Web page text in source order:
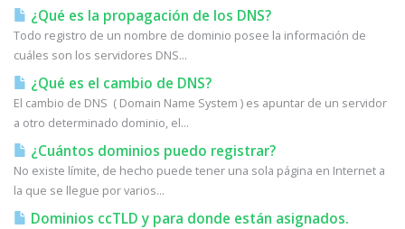
¿Qué es la propagación de los DNS?
Todo registro de un nombre de dominio posee la información de
cuáles son los servidores DNS...
¿Qué es el cambio de DNS?
El cambio de DNS ( Domain Name System ) es apuntar de un servidor
a otro determinado dominio, el...
¿Cuántos dominios puedo registrar?
No existe límite, de hecho puede tener una sola página en Internet a
la que se llegue por varios...
Dominios ccTLD y para donde están asignados.